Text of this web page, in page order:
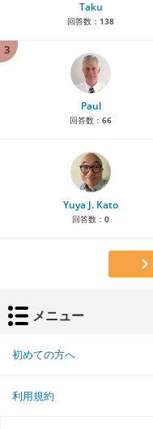
Taku
回答数： 138
3
Paul
回答数： 66
Yuya J. Kato
回答数： 0
メニュー
初めての方へ
利用規約